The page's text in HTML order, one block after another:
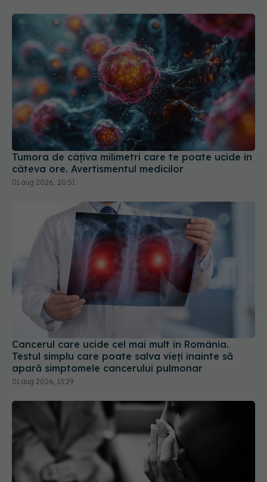
Tumora de câțiva milimetri care te poate ucide în
câteva ore. Avertismentul medicilor
01 aug 2026, 20:51
Cancerul care ucide cel mai mult în România.
Testul simplu care poate salva vieți înainte să
apară simptomele cancerului pulmonar
01 aug 2026, 13:29